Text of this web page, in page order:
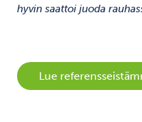
hyvin saattoi juoda
Lue